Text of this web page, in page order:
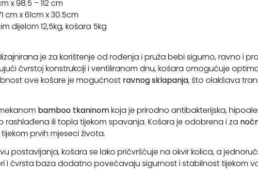
x 98.5 – 112 cm
cm x 61cm x 30.5cm
dijelom 12,5kg, košara 5kg
je za korištenje od rođenja i pruža bebi sigurno, ravno i
čvrstoj konstrukciji i ventiliranom dnu, košara omogućuje
ove košare je mogućnost ravnog sklapanja, što olakšava
bamboo tkaninomkoja je prirodno antibakterijska,
ili topla tijekom spavanja. Košara je odobrena i za
prvih mjeseci života.
postavljanja, košara se lako pričvršćuje na okvir kolica, a
i čvrsta baza dodatno povećavaju sigurnost i stabilnost tijekom